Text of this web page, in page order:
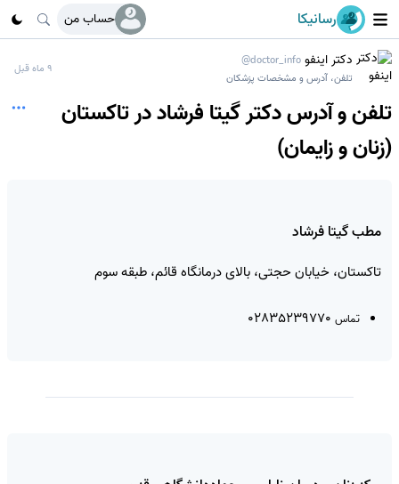
رسانیکا حساب من
دکتر اینفو @doctor_info
تلفن، آدرس و مشخصات پزشکان
9 ماه قبل
تلفن و آدرس دکتر گیتا فرشاد در تاکستان
(زنان و زایمان)
مطب گیتا فرشاد
تاکستان، خیابان حجتی، بالای درمانگاه قائم، طبقه سوم
تماس